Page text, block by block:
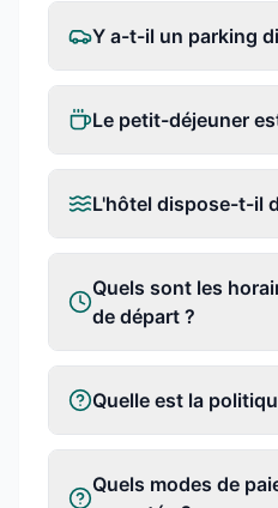
Y a-t-il un parking
Le petit-déjeuner
L'hôtel dispose-t-il
Quels sont les
de départ ?
Quelle est la
Quels modes de